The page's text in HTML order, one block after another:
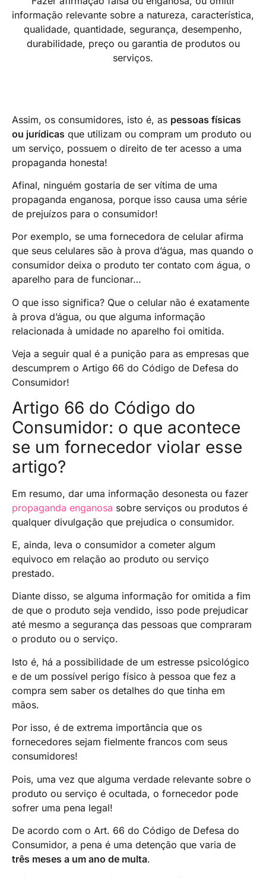
informação relevante sobre a natureza, característica,
qualidade, quantidade, segurança, desempenho,
durabilidade, preço ou garantia de produtos ou
serviços.
Assim, os consumidores, isto é, as pessoas físicas
ou jurídicas que utilizam ou compram um produto ou
um serviço, possuem o direito de ter acesso a uma
propaganda honesta!
Afinal, ninguém gostaria de ser vítima de uma
propaganda enganosa, porque isso causa uma série
de prejuízos para o consumidor!
Por exemplo, se uma fornecedora de celular afirma
que seus celulares são à prova d’água, mas quando o
consumidor deixa o produto ter contato com água, o
aparelho para de funcionar…
O que isso significa? Que o celular não é exatamente
à prova d’água, ou que alguma informação
relacionada à umidade no aparelho foi omitida.
Veja a seguir qual é a punição para as empresas que
descumprem o Artigo 66 do Código de Defesa do
Consumidor!
Artigo 66 do Código do
Consumidor: o que acontece
se um fornecedor violar esse
artigo?
Em resumo, dar uma informação desonesta ou fazer
propaganda enganosa sobre serviços ou produtos é
qualquer divulgação que prejudica o consumidor.
E, ainda, leva o consumidor a cometer algum
equivoco em relação ao produto ou serviço
prestado.
Diante disso, se alguma informação for omitida a fim
de que o produto seja vendido, isso pode prejudicar
até mesmo a segurança das pessoas que compraram
o produto ou o serviço.
Isto é, há a possibilidade de um estresse psicológico
e de um possível perigo físico à pessoa que fez a
compra sem saber os detalhes do que tinha em
mãos.
Por isso, é de extrema importância que os
fornecedores sejam fielmente francos com seus
consumidores!
Pois, uma vez que alguma verdade relevante sobre o
produto ou serviço é ocultada, o fornecedor pode
sofrer uma pena legal!
De acordo com o Art. 66 do Código de Defesa do
Consumidor, a pena é uma detenção que varia de
três meses a um ano de multa.